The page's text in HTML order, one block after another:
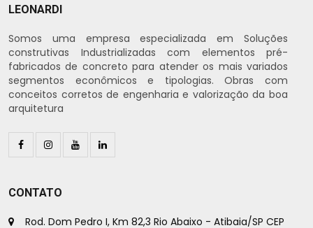
LEONARDI
Somos uma empresa especializada em Soluções
construtivas Industrializadas com elementos pré-
fabricados de concreto para atender os mais variados
segmentos econômicos e tipologias. Obras com
conceitos corretos de engenharia e valorização da boa
arquitetura
CONTATO
Rod. Dom Pedro I, Km 82,3 Rio Abaixo - Atibaia/SP CEP